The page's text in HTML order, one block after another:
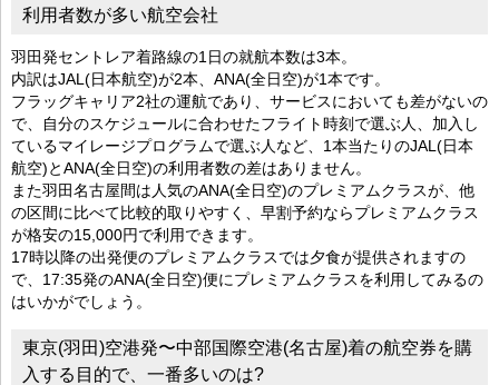
利用者数が多い航空会社
羽田発セントレア着路線の1日の就航本数は3本。
内訳はJAL(日本航空)が2本、ANA(全日空)が1本です。
フラッグキャリア2社の運航であり、サービスにおいても差がないの
で、自分のスケジュールに合わせたフライト時刻で選ぶ人、加入し
ているマイレージプログラムで選ぶ人など、1本当たりのJAL(日本
航空)とANA(全日空)の利用者数の差はありません。
また羽田名古屋間は人気のANA(全日空)のプレミアムクラスが、他
の区間に比べて比較的取りやすく、早割予約ならプレミアムクラス
が格安の15,000円で利用できます。
17時以降の出発便のプレミアムクラスでは夕食が提供されますの
で、17:35発のANA(全日空)便にプレミアムクラスを利用してみるの
はいかがでしょう。
東京(羽田)空港発〜中部国際空港(名古屋)着の航空券を購
入する目的で、一番多いのは?